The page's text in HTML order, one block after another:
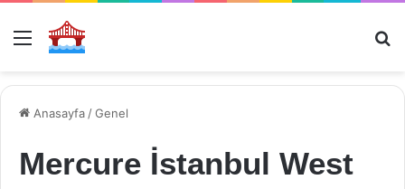
Menü
Anasayfa /Genel
Mercure İstanbul West